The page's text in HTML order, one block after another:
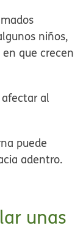
niños,
que crecen
al
puede
adentro.
unas